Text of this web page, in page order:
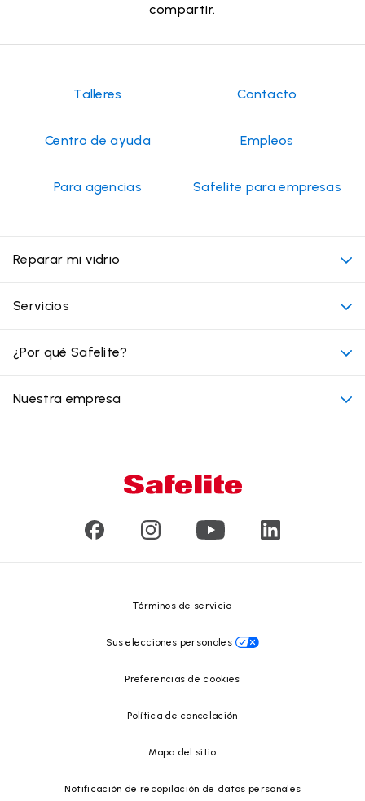
compartir.
Talleres Contacto
Centro de ayuda Empleos
Para agencias Safelite para empresas
Reparar mi vidrio
Mi cita
Servicios
Ubicaciones convenientes
Vidrios para vehículos comerciales y de gran tamaño
¿Por qué Safelite?
Por qué elegir Safelite
Reseñas de clientes
Reciclado de vidrio
Nuestra empresa
Safelite Foundation
Términos de servicio
Sus elecciones personales
Preferencias de cookies
Política de cancelación
Mapa del sitio
Notificación de recopilación de datos personales